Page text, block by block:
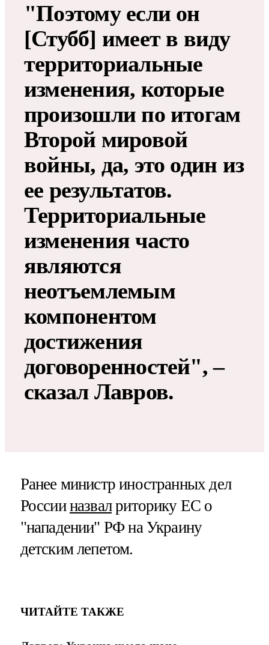
"Поэтому если он
[Стубб] имеет в виду
территориальные
изменения, которые
произошли по итогам
Второй мировой
войны, да, это один из
ее результатов.
Территориальные
изменения часто
являются
неотъемлемым
компонентом
достижения
договоренностей", –
сказал Лавров.
Ранее министр иностранных дел
Россииназвалриторику ЕС о
"нападении" РФ на Украину
детским лепетом.
ЧИТАЙТЕ ТАКЖЕ